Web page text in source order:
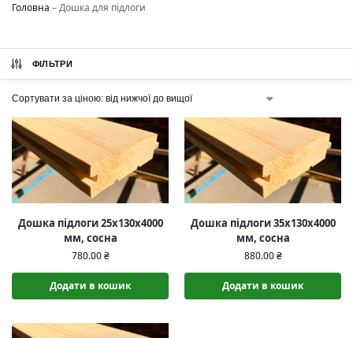
Головна –Дошка для підлоги
ФІЛЬТРИ
Дошка підлоги 25х130х4000
мм, сосна
780.00₴
Додати в кошик
Дошка підлоги 35х130х4000
мм, сосна
880.00₴
Додати в кошик